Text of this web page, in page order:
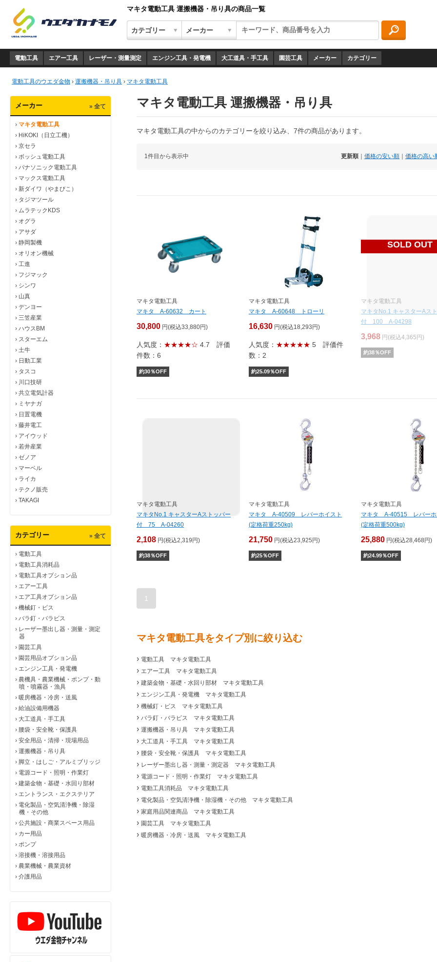
マキタ電動工具 運搬機器・吊り具の商品一覧
電動工具 エアー工具 レーザー・測量測定 エンジン工具・発電機 大工道具・手工具 園芸工具 メーカー カテゴリー
電動工具のウエダ金物 › 運搬機器・吊り具 › マキタ電動工具
メーカー » 全て
› マキタ電動工具
› HiKOKI（日立工機）
› 京セラ
› ボッシュ電動工具
› パナソニック電動工具
› マックス電動工具
› 新ダイワ（やまびこ）
› タジマツール
› ムラテックKDS
› オグラ
› アサダ
› 静岡製機
› オリオン機械
› 工進
› フジマック
› シンワ
› 山真
› デンヨー
› 三笠産業
› ハウスBM
› スターエム
› 土牛
› 日動工業
› タスコ
› 川口技研
› 共立電気計器
› ミヤナガ
› 日置電機
› 藤井電工
› アイウッド
› 若井産業
› ゼノア
› マーベル
› ライカ
› テクノ販売
› TAKAGI
カテゴリー » 全て
› 電動工具
› 電動工具消耗品
› 電動工具オプション品
› エアー工具
› エア工具オプション品
› 機械釘・ビス
› バラ釘・バラビス
› レーザー墨出し器・測量・測定
器
› 園芸工具
› 園芸用品オプション品
› エンジン工具・発電機
› 農機具・農業機械・ポンプ・動
噴・噴霧器・漁具
› 暖房機器・冷房・送風
› 給油設備用機器
› 大工道具・手工具
› 腰袋・安全靴・保護具
› 安全用品・清掃・現場用品
› 運搬機器・吊り具
› 脚立・はしご・アルミブリッジ
› 電源コード・照明・作業灯
› 建築金物・基礎・水回り部材
› エントランス・エクステリア
› 電化製品・空気清浄機・除湿
機・その他
› 公共施設・商業スペース用品
› カー用品
› ポンプ
› 溶接機・溶接用品
› 農業機械・農業資材
› 介護用品
マキタ電動工具 運搬機器・吊り具
マキタ電動工具の中からのカテゴリーを絞り込み、7件の商品があります。
1件目から表示中 更新順 価格の安い順 価格の高い
マキタ電動工具
マキタ A-60632 カート
30,800 円(税込33,880円)
人気度： ★★★★☆ 4.7 評価
件数：6
約30％OFF
マキタ電動工具
マキタ A-60648 トローリ
16,630 円(税込18,293円)
人気度： ★★★★★ 5 評価件
数：2
約25.09％OFF
SOLD OUT
マキタ電動工具
マキタNo.1 キャスターAス
付 100 A-04298
3,968 円(税込4,365円)
約38％OFF
マキタ電動工具
マキタNo.1 キャスターAストッパー
付 75 A-04260
2,108 円(税込2,319円)
約38％OFF
マキタ電動工具
マキタ A-40509 レバーホイスト
(定格荷重250kg)
21,750 円(税込23,925円)
約25％OFF
マキタ電動工具
マキタ A-40515 レバーホ
(定格荷重500kg)
25,880 円(税込28,468円)
約24.99％OFF
1
マキタ電動工具をタイプ別に絞り込む
› 電動工具 マキタ電動工具
› エアー工具 マキタ電動工具
› 建築金物・基礎・水回り部材 マキタ電動工具
› エンジン工具・発電機 マキタ電動工具
› 機械釘・ビス マキタ電動工具
› バラ釘・バラビス マキタ電動工具
› 運搬機器・吊り具 マキタ電動工具
› 大工道具・手工具 マキタ電動工具
› 腰袋・安全靴・保護具 マキタ電動工具
› レーザー墨出し器・測量・測定器 マキタ電動工具
› 電源コード・照明・作業灯 マキタ電動工具
› 電動工具消耗品 マキタ電動工具
› 電化製品・空気清浄機・除湿機・その他 マキタ電動工具
› 家庭用品関連商品 マキタ電動工具
› 園芸工具 マキタ電動工具
› 暖房機器・冷房・送風 マキタ電動工具